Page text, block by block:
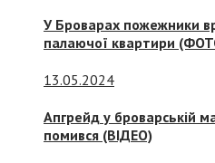
У Броварах пожежники
палаючої квартири
13.05.2024
Апгрейд у броварській
помився (ВІДЕО)